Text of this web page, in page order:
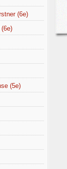
(6e)
(5e)